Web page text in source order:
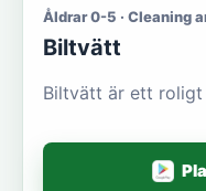
Åldrar 0-5 · Cleaning
Biltvätt
Biltvätt är ett